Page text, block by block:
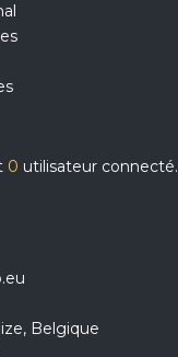
0 utilisateur connecté.
Belgique